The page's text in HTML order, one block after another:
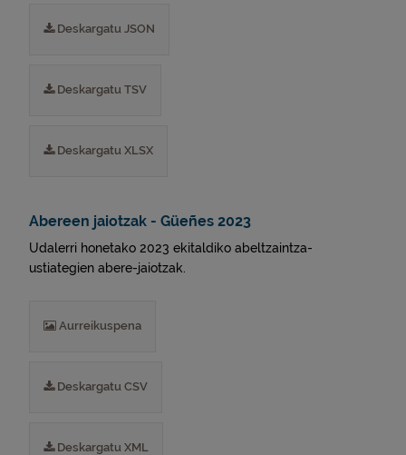
Deskargatu JSON
Deskargatu TSV
Deskargatu XLSX
Abereen jaiotzak - Güeñes 2023
Udalerri honetako 2023 ekitaldiko abeltzaintza-
ustiategien abere-jaiotzak.
Aurreikuspena
Deskargatu CSV
Deskargatu XML